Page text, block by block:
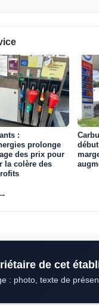
:
prolonge
des prix pour
la colère des
de cet
: photo, texte de